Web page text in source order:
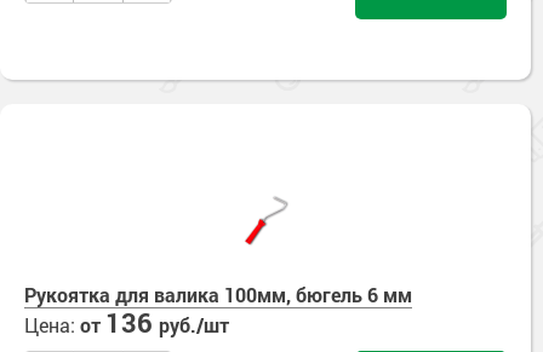
Рукоятка для валика 100мм, бюгель 6 мм
Цена: от 136 руб./шт